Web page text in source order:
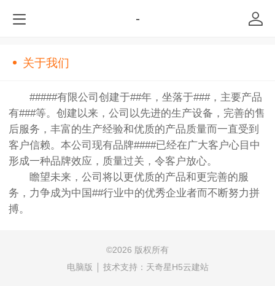
-
关于我们
#####有限公司创建于##年，坐落于###，主要产品
有###等。创建以来，公司以先进的生产设备，完善的售
后服务，丰富的生产经验和优质的产品质量而一直受到
客户信赖。本公司现有品牌####已经在广大客户心目中
形成一种品牌效应，质量过关，令客户放心。
瞻望未来，公司将以更优质的产品和更完善的服
务，力争成为中国##行业中的优秀企业者而不断努力拼
搏。
©2026 版权所有
电脑版
技术支持： 天奇星H5云建站